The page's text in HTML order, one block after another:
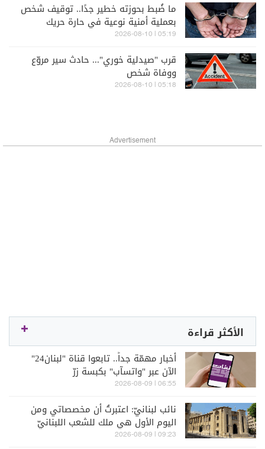
ما ضُبط بحوزته خطير جدًا.. توقيف شخص
بعملية أمنية نوعية في حارة حريك
(صورة)
05:19 | 2026-08-10
قرب "صيدلية خوري"... حادث سير مروّع
ووفاة شخص
05:18 | 2026-08-10
Advertisement
الأكثر قراءة
أخبار مهمّة جداً.. تابعوا قناة "لبنان24"
الآن عبر "واتسآب" بكبسة زرّ
06:55 | 2026-08-09
نائب لبنانيّ: اعتبرتُ أن مخصصاتي ومن
اليوم الأول هي ملك للشعب اللبنانيّ
09:23 | 2026-08-09